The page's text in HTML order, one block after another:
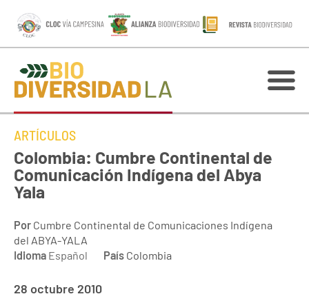
ARTÍCULOS
Colombia: Cumbre Continental de
Comunicación Indígena del Abya
Yala
Por Cumbre Continental de Comunicaciones Indígena
del ABYA-YALA
Idioma Español País Colombia
28 octubre 2010